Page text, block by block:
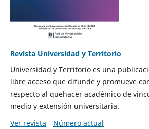
Revista Universidad y Territorio
Universidad y Territorio es una
libre acceso que difunde y promueve
respecto al quehacer académico de
medio y extensión universitaria.
Ver revista
Número actual